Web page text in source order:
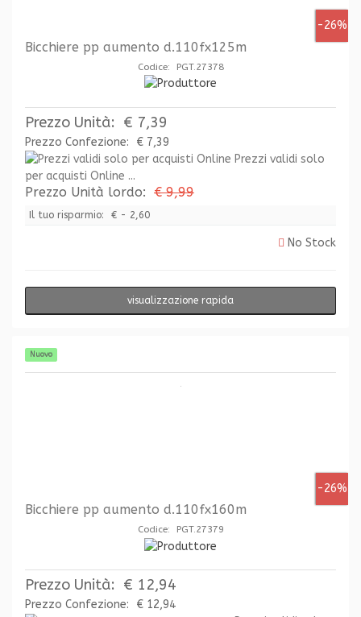
-26%
Bicchiere pp aumento d.110fx125m
Codice: PGT.27378
Prezzo Unità: € 7,39
Prezzo Confezione:
€ 7,39
Prezzi validi solo
per acquisti Online ...
Prezzo Unità lordo: € 9,99
Il tuo risparmio: € - 2,60
No Stock
visualizzazione rapida
Nuovo
-26%
Bicchiere pp aumento d.110fx160m
Codice: PGT.27379
Prezzo Unità: € 12,94
Prezzo Confezione:
€ 12,94